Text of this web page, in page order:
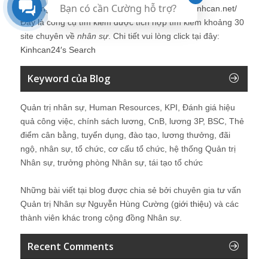
Vui lòng click tại đây để tìm kiếm thêm:http://kinhcan.net/
Đây là công cụ tìm kiếm được tích hợp tìm kiếm khoảng 30
site chuyên về nhân sự. Chi tiết vui lòng click tại đây:
Kinhcan24′s Search
Keyword của Blog
Quản trị nhân sự, Human Resources, KPI, Đánh giá hiệu
quả công việc, chính sách lương, CnB, lương 3P, BSC, Thẻ
điểm cân bằng, tuyển dụng, đào tạo, lương thưởng, đãi
ngộ, nhân sự, tổ chức, cơ cấu tổ chức, hệ thống Quản trị
Nhân sự, trưởng phòng Nhân sự, tái tạo tổ chức
Những bài viết tại blog được chia sẻ bởi chuyên gia tư vấn
Quản trị Nhân sự Nguyễn Hùng Cường (giới thiệu) và các
thành viên khác trong cộng đồng Nhân sự.
Recent Comments
Bạn có cần Cường hỗ trợ?